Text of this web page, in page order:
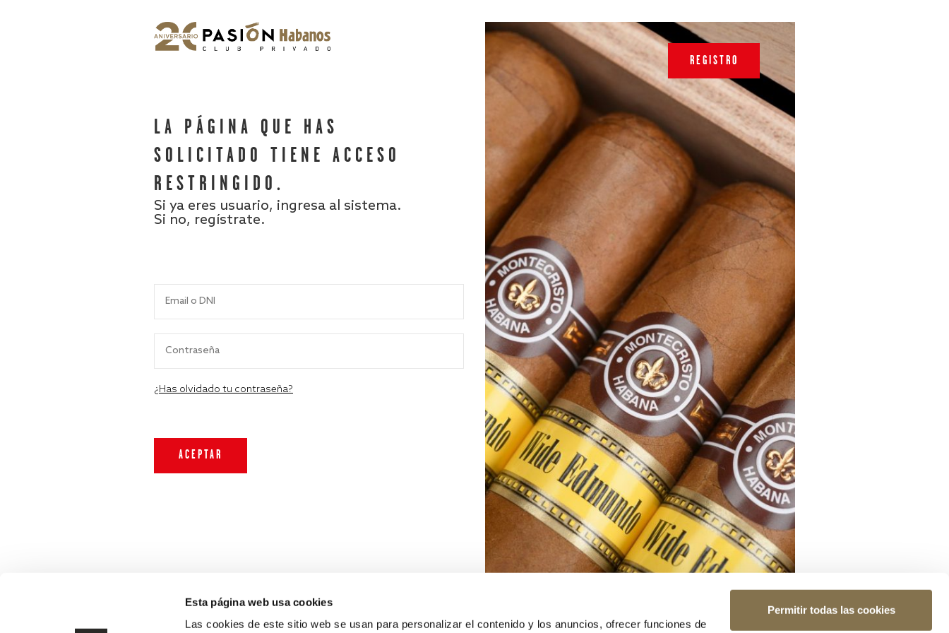
Esta página web usa cookies
Las cookies de este sitio web se usan para personalizar el contenido y los anuncios, ofrecer funciones de
Permitir todas las cookies
LA PÁGINA QUE HAS
SOLICITADO TIENE ACCESO
RESTRINGIDO.
Si ya eres usuario, ingresa al sistema.
Si no, regístrate.
¿Has olvidado tu contraseña?
REGISTRO